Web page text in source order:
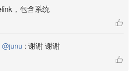
助你快速处理多任务。并且集成显
部分日常图形需求。
，包含系统
@junu : 谢谢 谢谢